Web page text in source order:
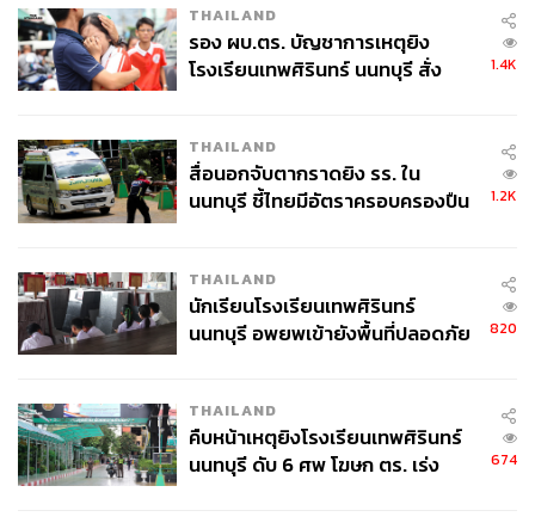
TAGS: ทักษิณ ชินวัตร คนเสื้อแดง MJets
THAILAND
รอง ผบ.ตร. บัญชาการเหตุยิง
โรงเรียนเทพศิรินทร์ นนทบุรี สั่ง
1.4K
THAILAND
สื่อนอกจับตากราดยิง รร. ใน
นนทบุรี ชี้ไทยมีอัตราครอบครองปืน
1.2K
THAILAND
นักเรียนโรงเรียนเทพศิรินทร์
นนทบุรี อพยพเข้ายังพื้นที่ปลอดภัย
820
THAILAND
คืบหน้าเหตุยิงโรงเรียนเทพศิรินทร์
นนทบุรี ดับ 6 ศพ โฆษก ตร. เร่ง
674